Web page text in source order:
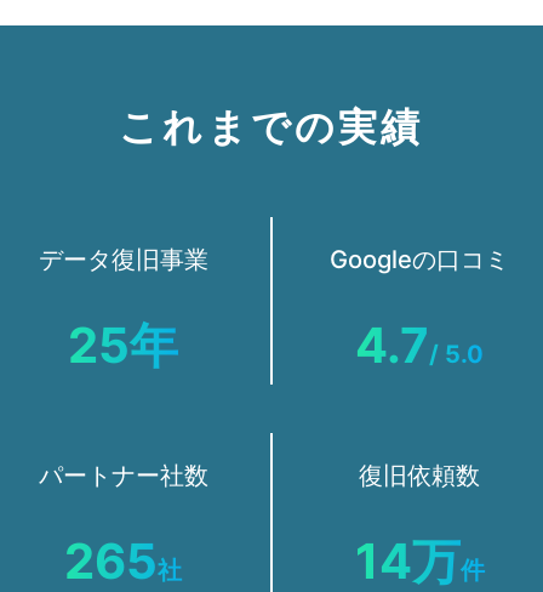
これまでの実績
データ復旧事業
25年
Googleの口コミ
4.7/ 5.0
パートナー社数
265社
復旧依頼数
14万件